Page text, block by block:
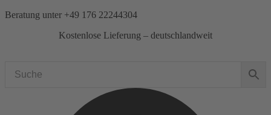
Zum
Beratung unter +49 176 22244304
Kostenlose Lieferung – deutschlandweit